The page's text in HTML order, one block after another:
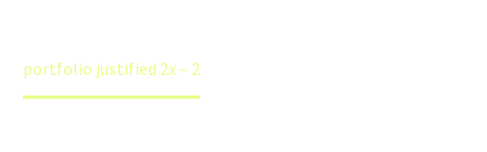
portfolio justified 2x – 2